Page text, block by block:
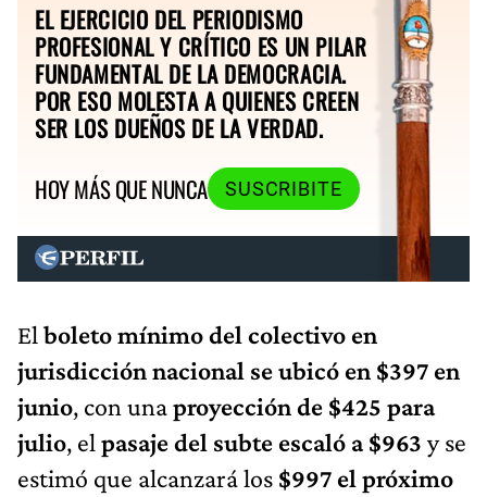
EL EJERCICIO DEL PERIODISMO
PROFESIONAL Y CRÍTICO ES UN PILAR
FUNDAMENTAL DE LA DEMOCRACIA.
POR ESO MOLESTA A QUIENES CREEN
SER LOS DUEÑOS DE LA VERDAD.
HOY MÁS QUE NUNCA
SUSCRIBITE
El boleto mínimo del colectivo en
jurisdicción nacional se ubicó en $397 en
junio, con unaproyección de $425 para
julio, el pasaje del subte escaló a $963 y se
estimó que alcanzará los $997 el próximo